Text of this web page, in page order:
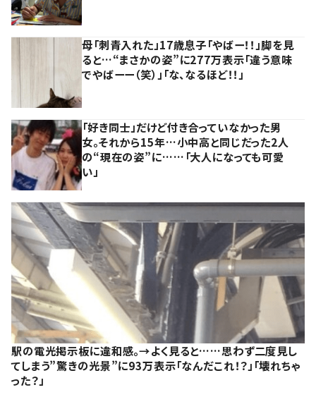
母「刺青入れた」17歳息子「やばー！！」脚を見
ると…“まさかの姿”に277万表示「違う意味
でやばーー（笑）」「な、なるほど！！」
「好き同士」だけど付き合っていなかった男
女。それから15年…小中高と同じだった2人
の“現在の姿”に……「大人になっても可愛
い」
駅の電光掲示板に違和感。→よく見ると……思わず二度見し
てしまう”驚きの光景”に93万表示「なんだこれ！？」「壊れちゃ
った？」